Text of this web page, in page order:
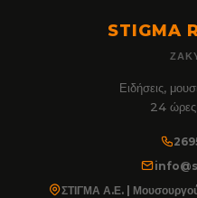
STIGMA
Ειδήσεις,
24
ΣΤΙΓΜΑ Α.Ε. |